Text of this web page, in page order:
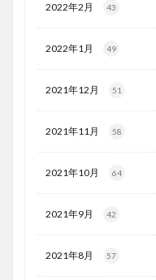
2022年2月 43
2022年1月 49
2021年12月 51
2021年11月 58
2021年10月 64
2021年9月 42
2021年8月 57